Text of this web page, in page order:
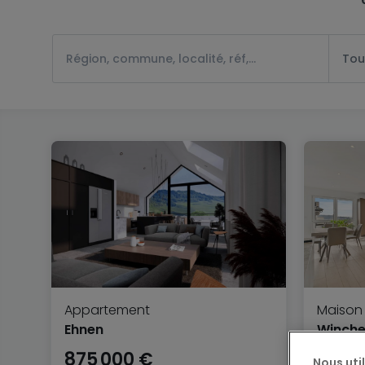
Appartement
Ehnen
875 000 €
Maison
1